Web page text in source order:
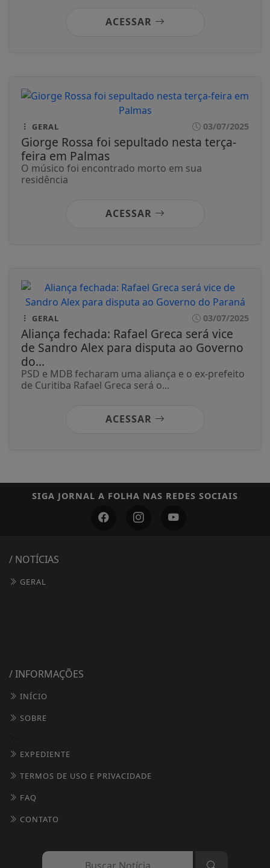
ACESSAR
GERAL 03/07/2025
Giorge Rossa foi sepultado nesta terça-
feira em Palmas
O músico foi encontrado morto em sua
residência
ACESSAR
GERAL 03/07/2025
Aliança fechada: Rafael Greca será vice
de Sandro Alex para disputa ao Governo
do...
PSD e MDB fecharam uma aliança e o ex-prefeito
de Curitiba Rafael Greca será o...
ACESSAR
SIGA JORNAL A FOLHA NAS REDES SOCIAIS
/ NOTÍCIAS
GERAL
/ INFORMAÇÕES
INÍCIO
SOBRE
EXPEDIENTE
TERMOS DE USO E PRIVACIDADE
FAQ
CONTATO